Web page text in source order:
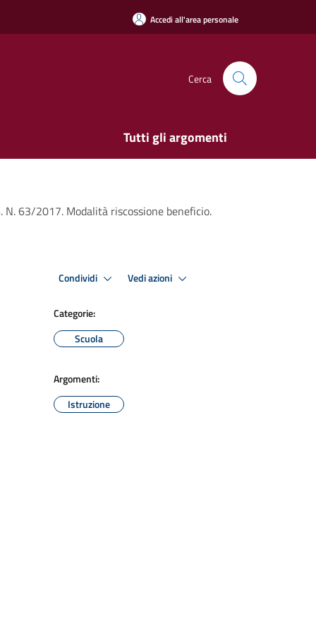
Accedi all'area personale
Cerca
Tutti gli argomenti
N. 63/2017. Modalità riscossione beneficio.
Condividi Vedi azioni
Categorie:
Scuola
Argomenti:
Istruzione